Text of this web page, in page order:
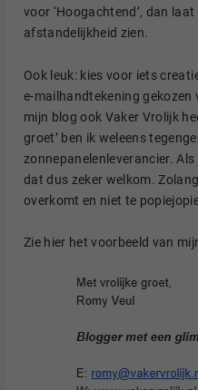
voor ‘Hoogachtend’, dan
afstandelijkheid zien.
Ook leuk: kies voor iets
e-mailhandtekening gekozen
mijn blog ook Vaker Vrolijk
groet’ ben ik weleens
zonnepanelenleverancier.
dat dus zeker welkom.
overkomt en niet te
Zie hier het voorbeeld van